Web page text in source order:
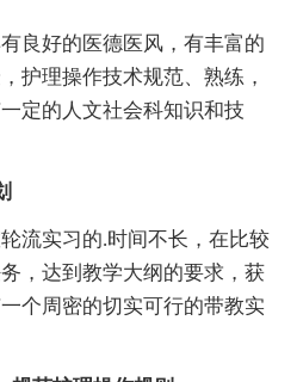
良好的医德医风，有丰富的
护理操作技术规范、熟练，
定的人文社会科知识和技
流实习的.时间不长，在比较
，达到教学大纲的要求，获
个周密的切实可行的带教实